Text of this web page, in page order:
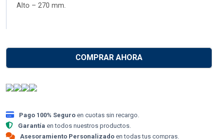
Alto – 270 mm.
COMPRAR AHORA
Pago 100% Seguro en cuotas sin recargo.
Garantía en todos nuestros productos.
Asesoramiento Personalizado en todas tus compras.